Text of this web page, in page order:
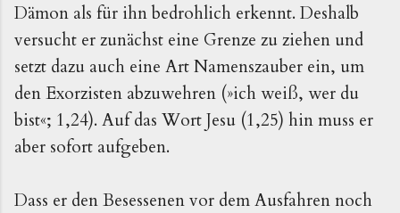
Dämon als für ihn bedrohlich erkennt. Deshalb
versucht er zunächst eine Grenze zu ziehen und
setzt dazu auch eine Art Namenszauber ein, um
den Exorzisten abzuwehren (»ich weiß, wer du
bist«; 1,24). Auf das Wort Jesu (1,25) hin muss er
aber sofort aufgeben.
Dass er den Besessenen vor dem Ausfahren noch